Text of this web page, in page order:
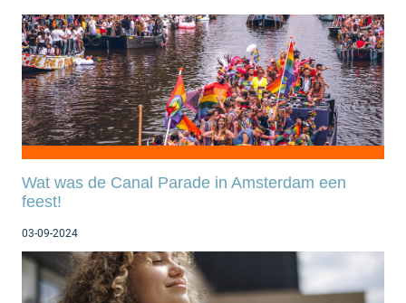
Wat was de Canal Parade in Amsterdam een
feest!
03-09-2024